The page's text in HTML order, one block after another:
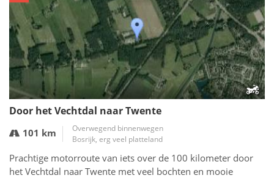
Door het Vechtdal naar Twente
101 km
Overwegend binnenwegen
Bosrijk, erg veel platteland
Prachtige motorroute van iets over de 100 kilometer door
het Vechtdal naar Twente met veel bochten en mooie